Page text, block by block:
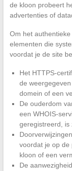
de kloon probeert
advertenties of
Om het
elementen die
voordat je de site
Het HTTPS-
de
domein of een
De ouderdom
een WHOIS-
geregistreerd, is
voordat je op de
kloon of een
De